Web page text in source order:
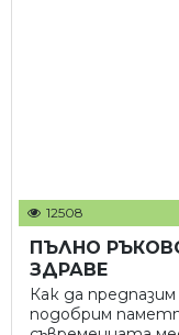
12508
ПЪЛНО
ЗДРАВЕ
Как да
подобрим